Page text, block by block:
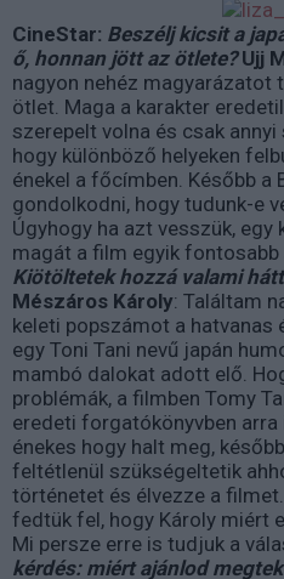
CineStar: Beszélj kicsit a
ő, honnan jött az ötlete? Ujj
nagyon nehéz magyarázatot
ötlet. Maga a karakter
szerepelt volna és csak
hogy különböző helyeken
énekel a főcímben. Később a
gondolkodni, hogy tudunk-e
Úgyhogy ha azt vesszük,
magát a film egyik fontosabb
Kiötöltetek hozzá valami
Mészáros Károly: Találtam
keleti popszámot a hatvanas
egy Toni Tani nevű japán
mambó dalokat adott elő.
problémák, a filmben Tomy
eredeti forgatókönyvben
énekes hogy halt meg,
feltétlenül szükségeltetik
történetet és élvezze a
fedtük fel, hogy Károly miért
Mi persze erre is tudjuk a
kérdés: miért ajánlod